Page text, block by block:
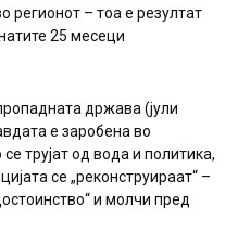
регионот – тоа е резултат
25 месеци
држава (јули
е заробена во
трујат од вода и политика,
се „реконструираат“ –
и молчи пред